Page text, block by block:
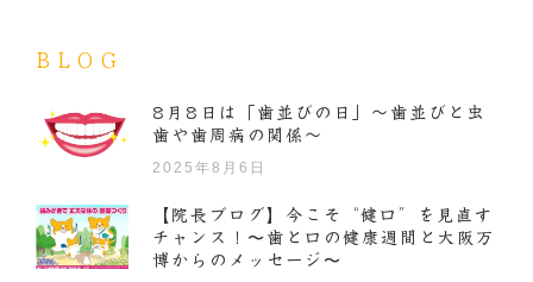
BLOG
8月8日は「歯並びの日」～歯並びと虫
歯や歯周病の関係～
2025年8月6日
【院長ブログ】今こそ“健口”を見直す
チャンス！〜歯と口の健康週間と大阪万
博からのメッセージ〜